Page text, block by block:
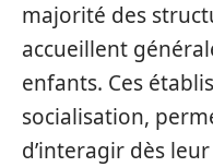
majorité des
accueillent
enfants. Ces
socialisation,
d’interagir dès